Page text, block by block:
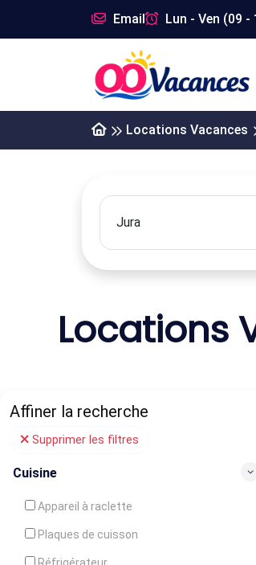
Email Lun - Ven (09 -
Locations Vacances
Locations
Affiner la recherche
Supprimer les filtres
Cuisine
Appareil à raclette
Plaques de cuisson